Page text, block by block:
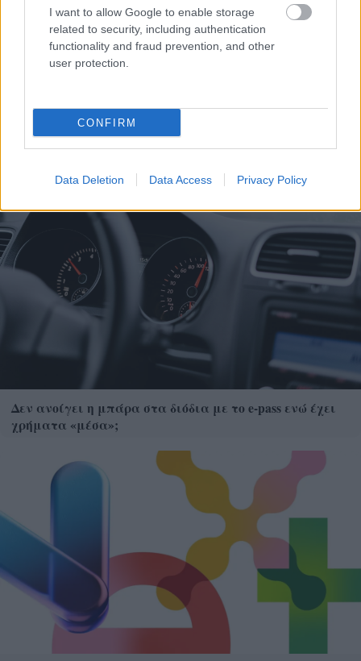
I want to allow Google to enable storage
related to security, including authentication
functionality and fraud prevention, and other
user protection.
CONFIRM
Data Deletion Data Access Privacy Policy
Η εορτή της Μεταμόρφωσης στον Ψαθόπυργο ΦΩΤΟ
Δεν ανοίγει η μπάρα στα διόδια με το e-pass ενώ έχει
χρήματα «μέσα»;